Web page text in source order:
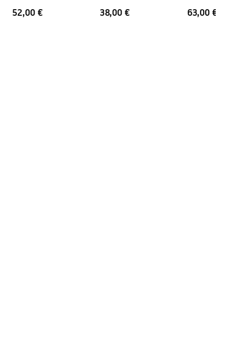
52,00 € 38,00 € 63,00 €